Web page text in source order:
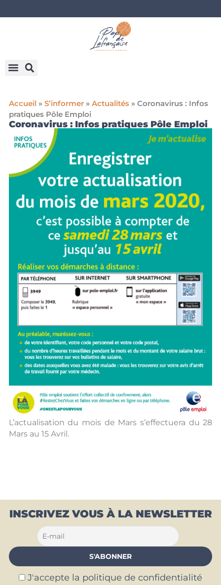
Accueil » S’informer» Actualités» Coronavirus : Infos
pratiques Pôle Emploi
Coronavirus : Infos pratiques Pôle Emploi
L’actualisation du mois de Mars s’effectuera du 28
Mars au 15 Avril.
INSCRIVEZ VOUS À LA NEWSLETTER
J'accepte la politique de confidentialité